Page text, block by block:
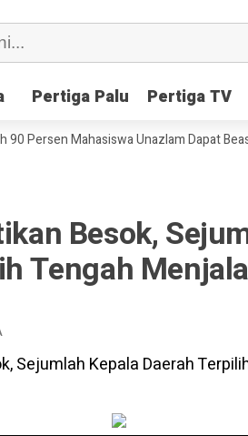
Pertiga Palu Pertiga TV
Pertiga Palu Pertiga TV
Persen Mahasiswa Unazlam Dapat
Besok,
Tengah